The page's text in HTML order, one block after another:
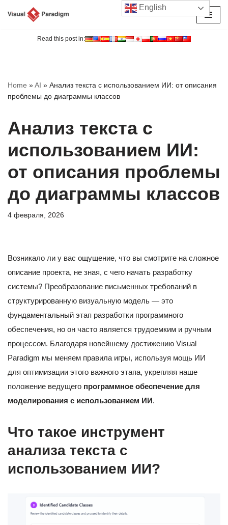
Read this post in:
Home »AI » Анализ текста с использованием ИИ: от описания
проблемы до диаграммы классов
Анализ текста с
использованием ИИ:
от описания проблемы
до диаграммы классов
4 февраля, 2026
Возникало ли у вас ощущение, что вы смотрите на сложное
описание проекта, не зная, с чего начать разработку
системы? Преобразование письменных требований в
структурированную визуальную модель — это
фундаментальный этап разработки программного
обеспечения, но он часто является трудоемким и ручным
процессом. Благодаря новейшему достижению Visual
Paradigm мы меняем правила игры, используя мощь ИИ
для оптимизации этого важного этапа, укрепляя наше
положение ведущего программное обеспечение для
моделирования с использованием ИИ.
Что такое инструмент
анализа текста с
использованием ИИ?
English